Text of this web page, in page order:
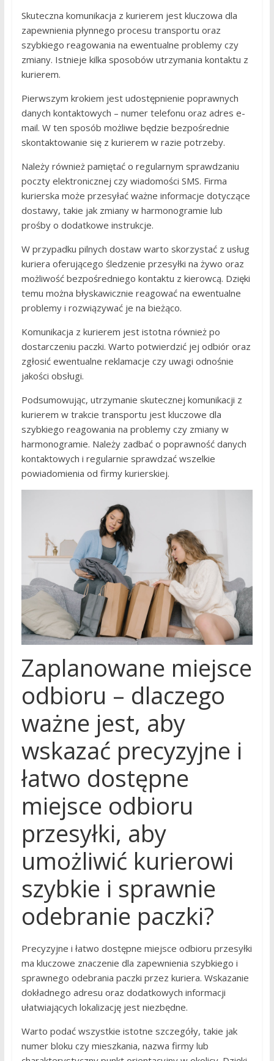
Skuteczna komunikacja z kurierem jest kluczowa dla
zapewnienia płynnego procesu transportu oraz
szybkiego reagowania na ewentualne problemy czy
zmiany. Istnieje kilka sposobów utrzymania kontaktu z
kurierem.
Pierwszym krokiem jest udostępnienie poprawnych
danych kontaktowych – numer telefonu oraz adres e-
mail. W ten sposób możliwe będzie bezpośrednie
skontaktowanie się z kurierem w razie potrzeby.
Należy również pamiętać o regularnym sprawdzaniu
poczty elektronicznej czy wiadomości SMS. Firma
kurierska może przesyłać ważne informacje dotyczące
dostawy, takie jak zmiany w harmonogramie lub
prośby o dodatkowe instrukcje.
W przypadku pilnych dostaw warto skorzystać z usług
kuriera oferującego śledzenie przesyłki na żywo oraz
możliwość bezpośredniego kontaktu z kierowcą. Dzięki
temu można błyskawicznie reagować na ewentualne
problemy i rozwiązywać je na bieżąco.
Komunikacja z kurierem jest istotna również po
dostarczeniu paczki. Warto potwierdzić jej odbiór oraz
zgłosić ewentualne reklamacje czy uwagi odnośnie
jakości obsługi.
Podsumowując, utrzymanie skutecznej komunikacji z
kurierem w trakcie transportu jest kluczowe dla
szybkiego reagowania na problemy czy zmiany w
harmonogramie. Należy zadbać o poprawność danych
kontaktowych i regularnie sprawdzać wszelkie
powiadomienia od firmy kurierskiej.
Zaplanowane miejsce
odbioru – dlaczego
ważne jest, aby
wskazać precyzyjne i
łatwo dostępne
miejsce odbioru
przesyłki, aby
umożliwić kurierowi
szybkie i sprawnie
odebranie paczki?
Precyzyjne i łatwo dostępne miejsce odbioru przesyłki
ma kluczowe znaczenie dla zapewnienia szybkiego i
sprawnego odebrania paczki przez kuriera. Wskazanie
dokładnego adresu oraz dodatkowych informacji
ułatwiających lokalizację jest niezbędne.
Warto podać wszystkie istotne szczegóły, takie jak
numer bloku czy mieszkania, nazwa firmy lub